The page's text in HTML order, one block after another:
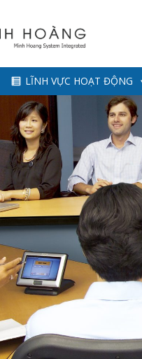
LĨNH VỰC HOẠT ĐỘNG